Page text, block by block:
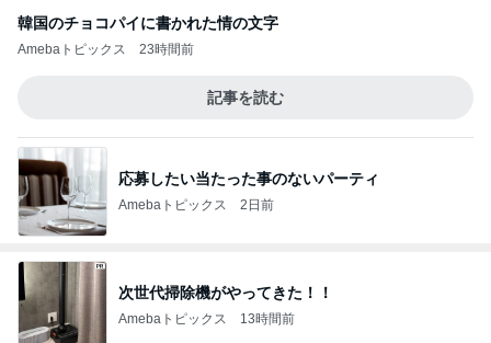
韓国のチョコパイに書かれた情の文字
Amebaトピックス 23時間前
記事を読む
応募したい当たった事のないパーティ
Amebaトピックス 2日前
次世代掃除機がやってきた！！
Amebaトピックス 13時間前